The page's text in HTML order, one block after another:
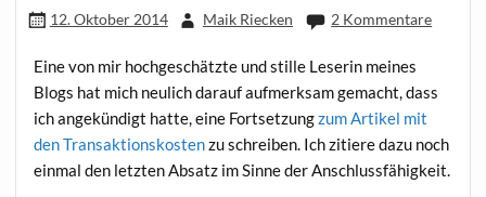
12. Oktober 2014 Maik Riecken 2 Kommentare
Eine von mir hoch­ge­schätz­te und stil­le Lese­rin mei­nes
Blogs hat mich neu­lich dar­auf auf­merk­sam gemacht, dass
ich ange­kün­digt hat­te, eine Fort­set­zungzum Arti­kel mit
den Trans­ak­ti­ons­kos­tenzu schrei­ben. Ich zitie­re dazu noch
ein­mal den letz­ten Absatz im Sin­ne der Anschlussfähigkeit.